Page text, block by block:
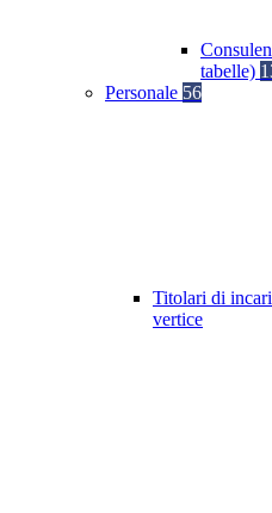
tabelle)
Personale 56
Titolari di
vertice